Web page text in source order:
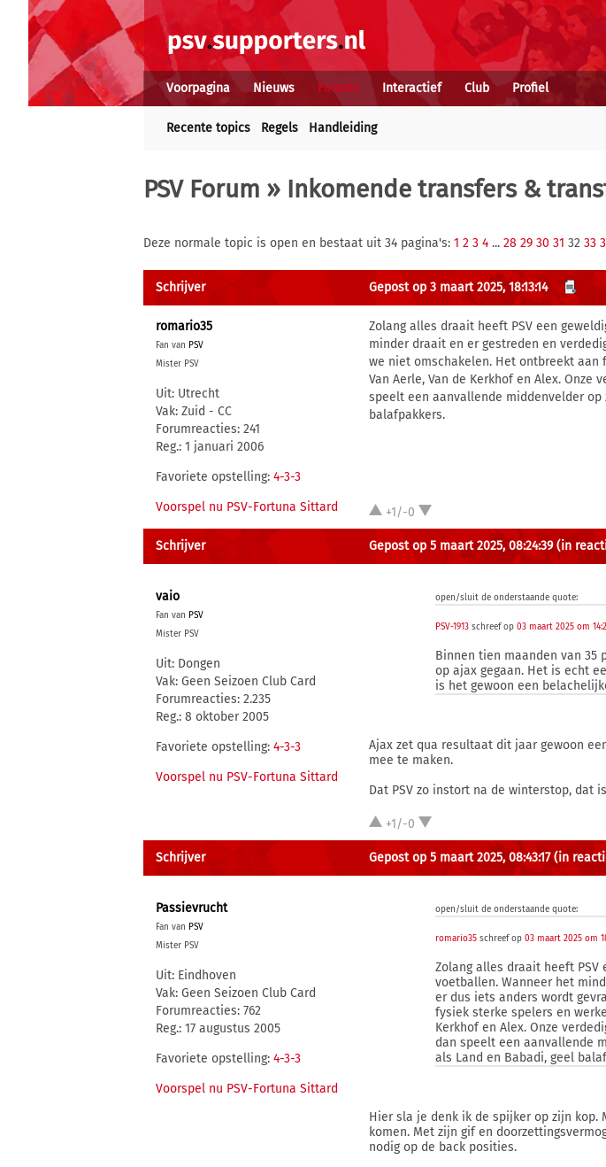
Voorpagina Nieuws Forums Interactief Club Profiel
Recente topics Regels Handleiding
PSV Forum » Inkomende transfers &
Deze normale topic is open en bestaat uit 34 pagina's: 1 2 3 4 ... 28 29 30 31 32 33
Schrijver Gepost op 3 maart 2025, 18:13:14
romario35
Fan van PSV
Mister PSV
Uit: Utrecht
Vak: Zuid - CC
Forumreacties: 241
Reg.: 1 januari 2006
Favoriete opstelling: 4-3-3
Voorspel nu PSV-Fortuna Sittard
Zolang alles draait heeft PSV een
minder draait en er gestreden en
we niet omschakelen. Het ontbreekt aan
Van Aerle, Van de Kerkhof en Alex.
speelt een aanvallende middenvelder
balafpakkers.
+1/-0
Schrijver Gepost op 5 maart 2025, 08:24:39 (in
vaio
Fan van PSV
Mister PSV
Uit: Dongen
Vak: Geen Seizoen Club Card
Forumreacties: 2.235
Reg.: 8 oktober 2005
Favoriete opstelling: 4-3-3
Voorspel nu PSV-Fortuna Sittard
open/sluit de onderstaande quote:
PSV-1913 schreef op03 maart 2025 om
Binnen tien maanden van 35
op ajax gegaan. Het is echt
is het gewoon een
Ajax zet qua resultaat dit jaar gewoon
mee te maken.
Dat PSV zo instort na de winterstop, dat
+1/-0
Schrijver Gepost op 5 maart 2025, 08:43:17 (in
Passievrucht
Fan van PSV
Mister PSV
Uit: Eindhoven
Vak: Geen Seizoen Club Card
Forumreacties: 762
Reg.: 17 augustus 2005
Favoriete opstelling: 4-3-3
Voorspel nu PSV-Fortuna Sittard
open/sluit de onderstaande quote:
romario35 schreef op03 maart 2025 om
Zolang alles draait heeft
voetballen. Wanneer het
er dus iets anders wordt
fysiek sterke spelers en
Kerkhof en Alex. Onze
dan speelt een aanvallende
als Land en Babadi, geel
Hier sla je denk ik de spijker op zijn
komen. Met zijn gif en
nodig op de back posities.